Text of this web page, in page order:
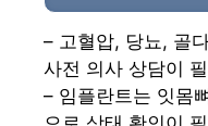
– 고혈압, 당뇨, 골
사전 의사 상담이
– 임플란트는 잇몸